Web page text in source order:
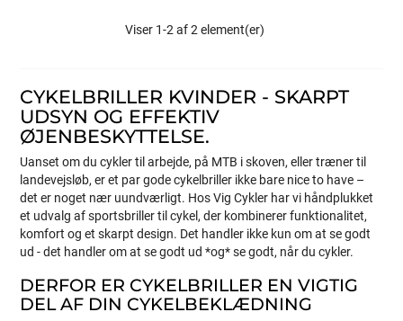
Viser 1-2 af 2 element(er)
CYKELBRILLER KVINDER - SKARPT
UDSYN OG EFFEKTIV
ØJENBESKYTTELSE.
Uanset om du cykler til arbejde, på MTB i skoven, eller træner til
landevejsløb, er et par gode cykelbriller ikke bare nice to have –
det er noget nær uundværligt. Hos Vig Cykler har vi håndplukket
et udvalg af sportsbriller til cykel, der kombinerer funktionalitet,
komfort og et skarpt design. Det handler ikke kun om at se godt
ud - det handler om at se godt ud *og* se godt, når du cykler.
DERFOR ER CYKELBRILLER EN VIGTIG
DEL AF DIN CYKELBEKLÆDNING